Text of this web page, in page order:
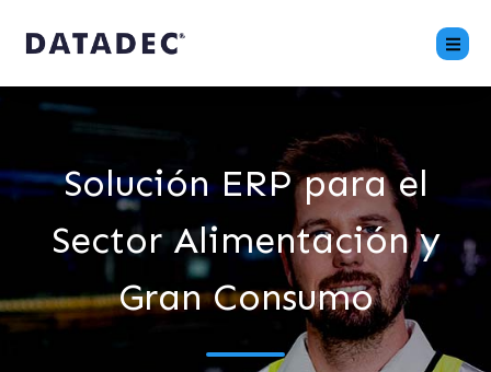
Solución ERP para el
Sector Alimentación y
Gran Consumo